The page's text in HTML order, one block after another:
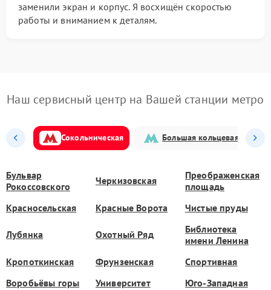
заменили экран и корпус. Я восхищён скоростью
работы и вниманием к деталям.
Наш сервисный центр на Вашей станции метро
Сокольническая Большая кольцевая
Бульвар
Рокоссовского
Черкизовская
Преображенская
площадь
Красносельская
Красные Ворота Чистые пруды
Лубянка Охотный Ряд
Библиотека
имени Ленина
Кропоткинская
Фрунзенская
Спортивная
Воробьёвы горы
Университет Юго-Западная